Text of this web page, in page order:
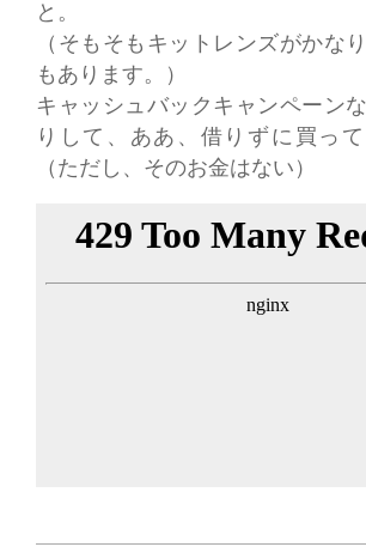
と。
（そもそもキットレンズがかな
もあります。）
キャッシュバックキャンペーン
りして、ああ、借りずに買っ
（ただし、そのお金はない）